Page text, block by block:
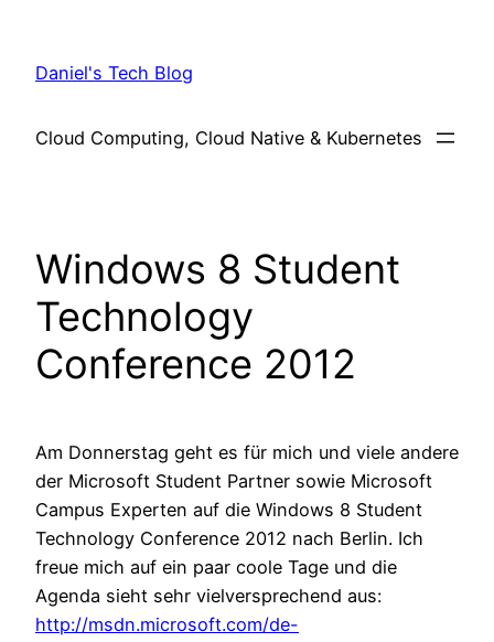
content
Daniel's Tech Blog
Cloud Computing, Cloud Native & Kubernetes
Windows 8 Student
Technology
Conference 2012
Am Donnerstag geht es für mich und viele andere
der Microsoft Student Partner sowie Microsoft
Campus Experten auf die Windows 8 Student
Technology Conference 2012 nach Berlin. Ich
freue mich auf ein paar coole Tage und die
Agenda sieht sehr vielversprechend aus:
http://msdn.microsoft.com/de-